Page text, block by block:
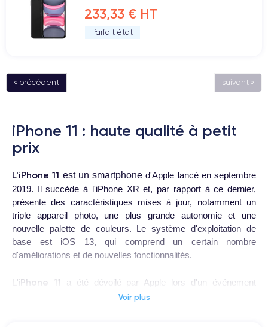
233,33 € HT
Parfait état
« précédent suivant »
iPhone 11 : haute qualité à petit
prix
L'iPhone 11 est un smartphone d'Apple lancé en septembre
2019. Il succède à l'iPhone XR et, par rapport à ce dernier,
présente des caractéristiques mises à jour, notamment un
triple appareil photo, une plus grande autonomie et une
nouvelle palette de couleurs. Le système d'exploitation de
base est iOS 13, qui comprend un certain nombre
d'améliorations et de nouvelles fonctionnalités.
L'iPhone 11
a été dévoilé par Apple lors d'un événement
presse qui s'est tenu le 10 septembre 2019. Lors de cet
Voir plus